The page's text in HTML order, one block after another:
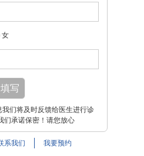
女
我们将及时反馈给医生进行诊
们承诺保密！请您放心
系我们 我要预约